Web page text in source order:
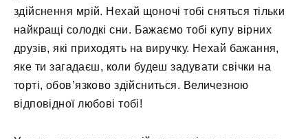
здійснення мрій. Нехай щоночі тобі сняться тільки
найкращі солодкі сни. Бажаємо тобі купу вірних
друзів, які приходять на виручку. Нехай бажання,
яке ти загадаєш, коли будеш задувати свічки на
торті, обов’язково здійсниться. Величезною
відповідної любові тобі!